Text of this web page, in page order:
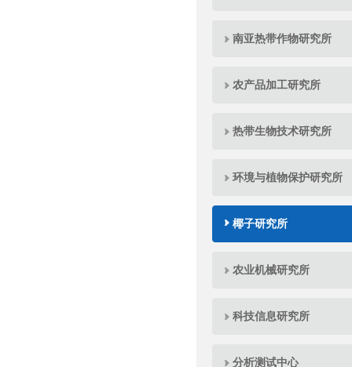
南亚热带作物研究所
农产品加工研究所
热带生物技术研究所
环境与植物保护研究所
椰子研究所
农业机械研究所
科技信息研究所
分析测试中心